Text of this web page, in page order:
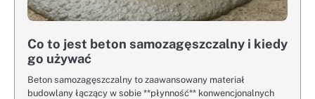
Co to jest beton samozagęszczalny i kiedy
go używać
Beton samozagęszczalny to zaawansowany materiał
budowlany łączący w sobie **płynność** konwencjonalnych